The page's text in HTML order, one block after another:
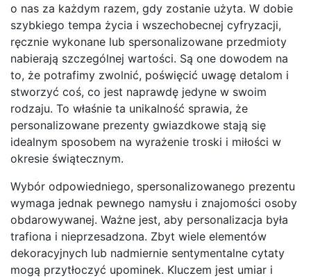
o nas za każdym razem, gdy zostanie użyta. W dobie
szybkiego tempa życia i wszechobecnej cyfryzacji,
ręcznie wykonane lub spersonalizowane przedmioty
nabierają szczególnej wartości. Są one dowodem na
to, że potrafimy zwolnić, poświęcić uwagę detalom i
stworzyć coś, co jest naprawdę jedyne w swoim
rodzaju. To właśnie ta unikalność sprawia, że
personalizowane prezenty gwiazdkowe stają się
idealnym sposobem na wyrażenie troski i miłości w
okresie świątecznym.
Wybór odpowiedniego, spersonalizowanego prezentu
wymaga jednak pewnego namysłu i znajomości osoby
obdarowywanej. Ważne jest, aby personalizacja była
trafiona i nieprzesadzona. Zbyt wiele elementów
dekoracyjnych lub nadmiernie sentymentalne cytaty
mogą przytłoczyć upominek. Kluczem jest umiar i